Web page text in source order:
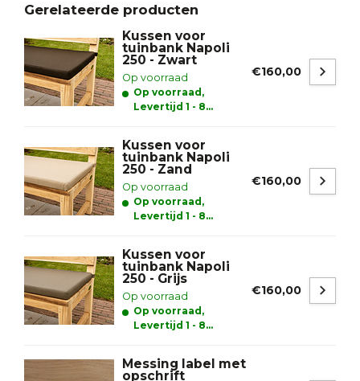
Gerelateerde producten
Kussen voor
tuinbank Napoli
250 - Zwart
Op voorraad
Op voorraad,
Levertijd 1 - 8
€160,00
Kussen voor
tuinbank Napoli
250 - Zand
Op voorraad
Op voorraad,
Levertijd 1 - 8
€160,00
Kussen voor
tuinbank Napoli
250 - Grijs
Op voorraad
Op voorraad,
Levertijd 1 - 8
€160,00
Messing label met
opschrift